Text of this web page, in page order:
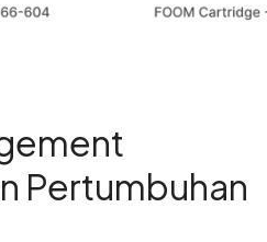
Pertumbuhan